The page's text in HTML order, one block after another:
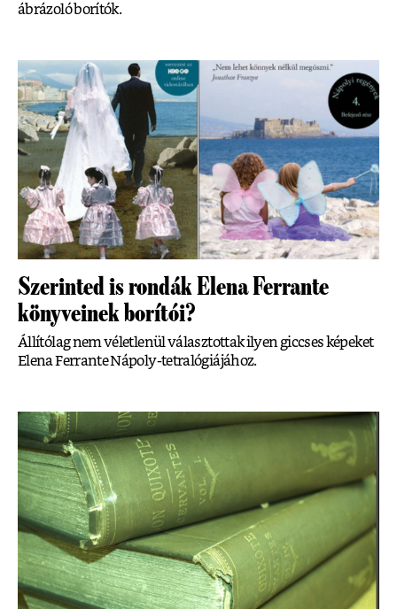
ábrázoló borítók.
Szerinted is rondák Elena Ferrante
könyveinek borítói?
Állítólag nem véletlenül választottak ilyen giccses képeket
Elena Ferrante Nápoly-tetralógiájához.